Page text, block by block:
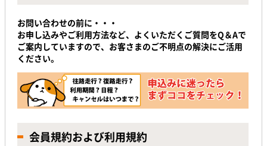
お問い合わせの前に・・・
お申し込みやご利用方法など、よくいただくご質問をQ＆Aで
ご案内していますので、お客さまのご不明点の解決にご活用
ください。
会員規約および利用規約